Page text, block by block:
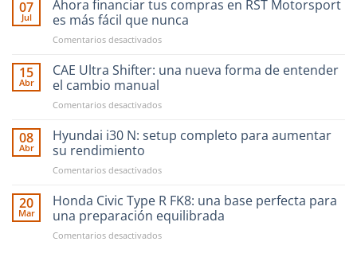
07
Jul
Ahora financiar tus compras en RST Motorsport
es más fácil que nunca
Comentarios desactivadosen
financiar
en
Motorsport
fácil
nunca
15
Abr
CAE Ultra Shifter: una nueva forma de entender
el cambio manual
Comentarios desactivadosen
Ultra
Shifter:
nueva
de
entender
cambio
08
Abr
Hyundai i30 N: setup completo para aumentar
su rendimiento
Comentarios desactivadosen
i30
setup
completo
20
Mar
Honda Civic Type R FK8: una base perfecta para
una preparación equilibrada
Comentarios desactivadosen